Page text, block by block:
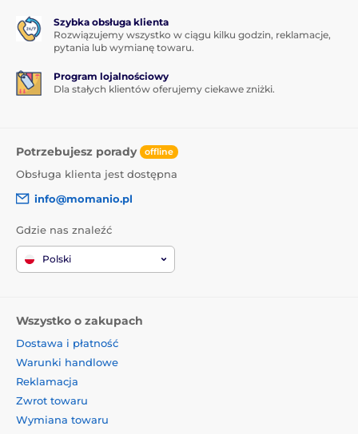
Szybka obsługa klienta
Rozwiązujemy wszystko w ciągu kilku godzin, reklamacje,
pytania lub wymianę towaru.
Program lojalnościowy
Dla stałych klientów oferujemy ciekawe zniżki.
Potrzebujesz porady offline
Obsługa klienta jest dostępna
info@momanio.pl
Gdzie nas znaleźć
Polski
Wszystko o zakupach
Dostawa i płatność
Warunki handlowe
Reklamacja
Zwrot towaru
Wymiana towaru